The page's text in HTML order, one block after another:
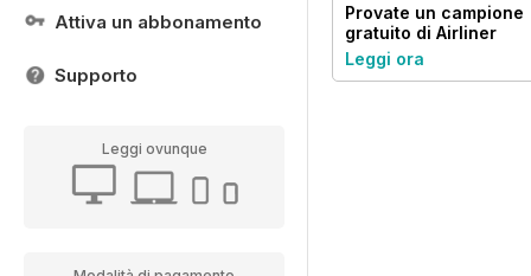
Attiva un abbonamento
Supporto
Leggi ovunque
Provate un campione
gratuito di Airliner
World
Leggi ora